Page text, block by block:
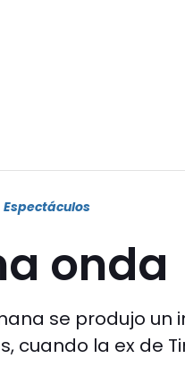
Espectáculos
onda
se produjo
cuando la ex de